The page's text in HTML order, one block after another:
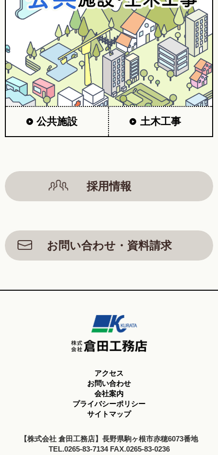
公共施設 土木工事
採用情報
お問い合わせ・資料請求
アクセス
お問い合わせ
会社案内
プライバシーポリシー
サイトマップ
【株式会社 倉田工務店】長野県駒ヶ根市赤穂6073番地
TEL.0265-83-7134 FAX.0265-83-0236